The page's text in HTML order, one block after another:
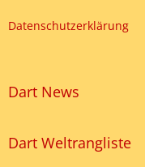
Datenschutzerklärung
Dart News
Dart Weltrangliste